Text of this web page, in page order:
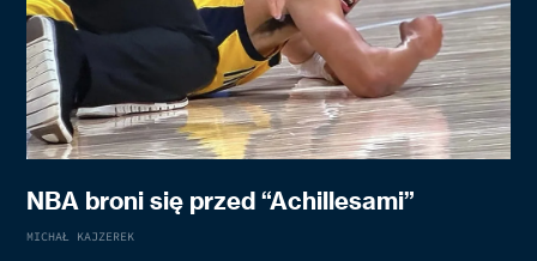
NBA broni się przed “Achillesami”
MICHAŁ KAJZEREK